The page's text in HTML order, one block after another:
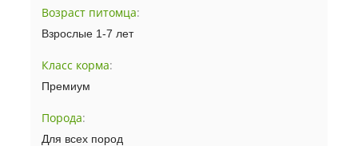
Возраст питомца:
Взрослые 1-7 лет
Класс корма:
Премиум
Порода:
Для всех пород